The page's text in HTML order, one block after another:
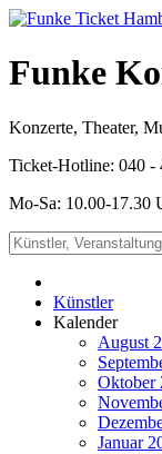
Funke
Konzerte, Theater,
Ticket-Hotline: 040 -
Mo-Sa: 10.00-17.30
Künstler
Kalender
August
Oktober
Januar